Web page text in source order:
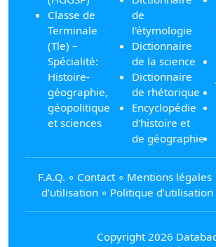
Classe de
Terminale
(Tle) –
Spécialité:
Histoire-
géographie,
géopolitique
et sciences
de
l'étymologie
Dictionnaire
de la science
Dictionnaire
de rhétorique
Encyclopédie
d'histoire et
de géographie
F.A.Q. ∘ Contact ∘ Mentions légales
d'utilisation∘ Politique
Copyright 2026